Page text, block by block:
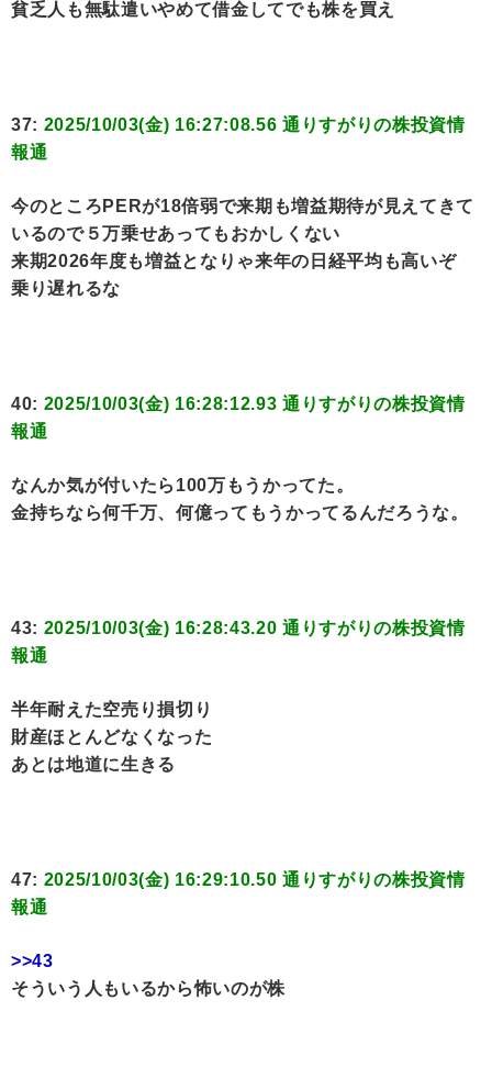
貧乏人も無駄遣いやめて借金してでも株を買え
37: 2025/10/03(金) 16:27:08.56 通りすがりの株投資情
報通
今のところPERが18倍弱で来期も増益期待が見えてきて
いるので５万乗せあってもおかしくない
来期2026年度も増益となりゃ来年の日経平均も高いぞ
乗り遅れるな
40: 2025/10/03(金) 16:28:12.93 通りすがりの株投資情
報通
なんか気が付いたら100万もうかってた。
金持ちなら何千万、何億ってもうかってるんだろうな。
43: 2025/10/03(金) 16:28:43.20 通りすがりの株投資情
報通
半年耐えた空売り損切り
財産ほとんどなくなった
あとは地道に生きる
47: 2025/10/03(金) 16:29:10.50 通りすがりの株投資情
報通
>>43
そういう人もいるから怖いのが株